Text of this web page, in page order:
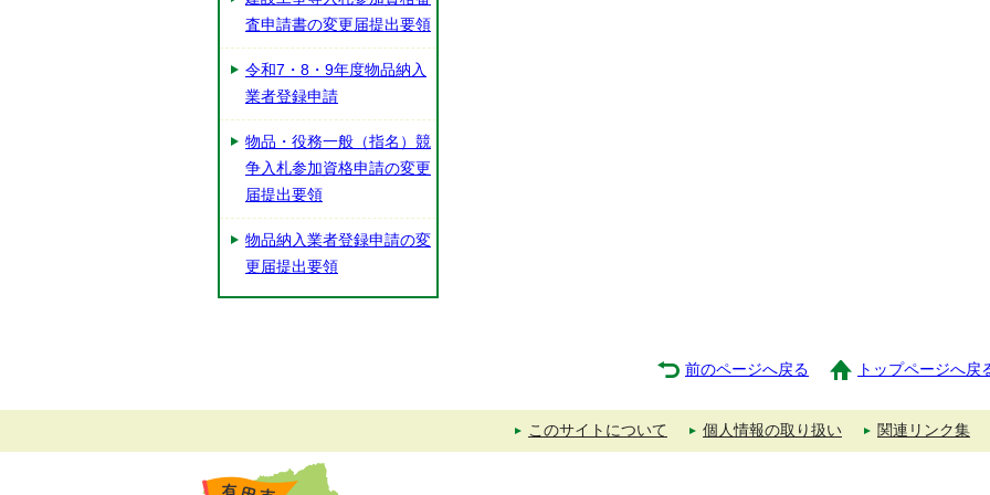
査申請書の変更届提出要領
令和7・8・9年度物品納入
業者登録申請
物品・役務一般（指名）競
争入札参加資格申請の変更
届提出要領
物品納入業者登録申請の変
更届提出要領
前のページへ戻る トップページへ戻
このサイトについて 個人情報の取り扱い 関連リンク集